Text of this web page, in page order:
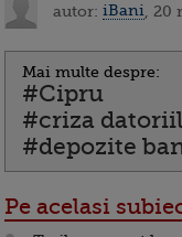
autor: iBani ,
Mai multe despre:
#Cipru
#criza
#depozite
Pe acelasi